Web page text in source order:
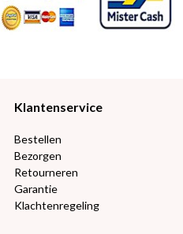
Klantenservice
Bestellen
Bezorgen
Retourneren
Garantie
Klachtenregeling